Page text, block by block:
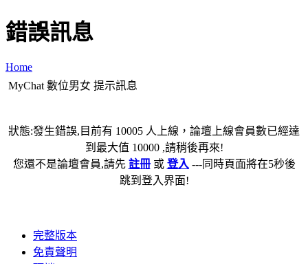
錯誤訊息
Home
MyChat 數位男女 提示訊息
狀態:發生錯誤,目前有 10005 人上線，論壇上線會員數已經達
到最大值 10000 ,請稍後再來!
您還不是論壇會員,請先 註冊或 登入 ---同時頁面將在5秒後
跳到登入界面!
完整版本
免責聲明